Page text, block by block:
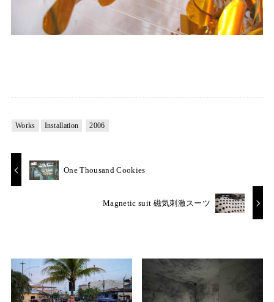
Works Installation 2006
One Thousand Cookies
Magnetic suit 磁気刺激スーツ